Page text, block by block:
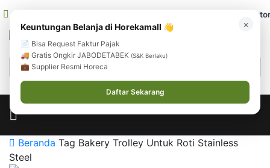
08551688000
×
Keuntungan Belanja di Horekamall 👋
📄 Bisa Request Faktur Pajak
🚚 Gratis Ongkir JABODETABEK (S&K Berlaku)
💼 Supplier Resmi Horeca
Daftar Sekarang
Beranda Tag Bakery Trolley Untuk Roti Stainless
Steel